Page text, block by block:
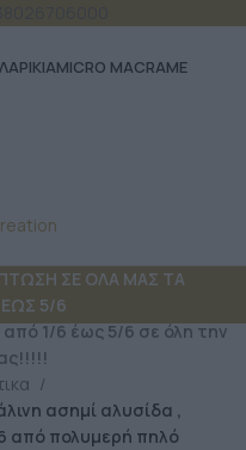
MICRO MACRAME
ΣΕ ΟΛΑ ΜΑΣ ΤΑ
5/6
1/6 έως 5/6 σε όλη την
ασημί αλυσίδα ,
από πολυμερή πηλό